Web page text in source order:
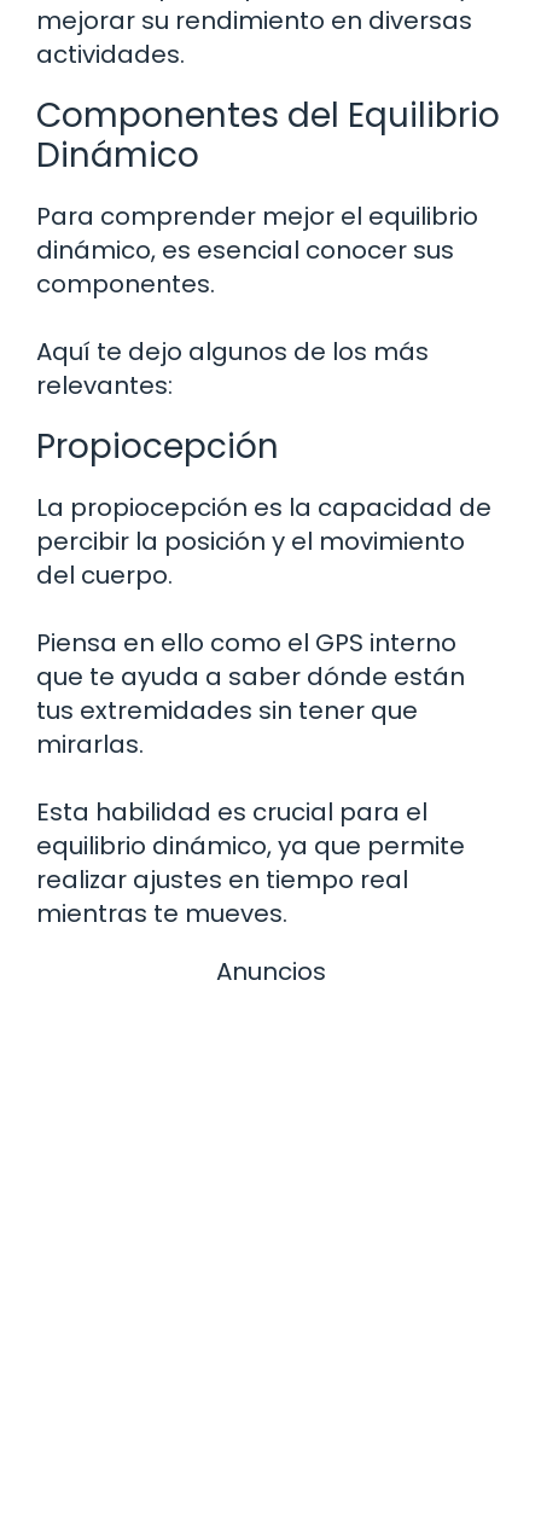
mejorar su rendimiento en diversas
actividades.
Componentes del Equilibrio
Dinámico
Para comprender mejor el equilibrio
dinámico, es esencial conocer sus
componentes.
Aquí te dejo algunos de los más
relevantes:
Propiocepción
La propiocepción es la capacidad de
percibir la posición y el movimiento
del cuerpo.
Piensa en ello como el GPS interno
que te ayuda a saber dónde están
tus extremidades sin tener que
mirarlas.
Esta habilidad es crucial para el
equilibrio dinámico, ya que permite
realizar ajustes en tiempo real
mientras te mueves.
Anuncios